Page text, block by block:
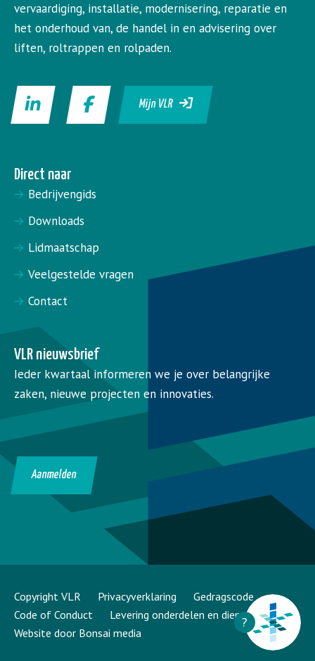
vervaardiging, installatie, modernisering, reparatie en
het onderhoud van, de handel in en advisering over
liften, roltrappen en rolpaden.
Mijn VLR
Direct naar
Bedrijvengids
Downloads
Lidmaatschap
Veelgestelde vragen
Contact
VLR nieuwsbrief
Ieder kwartaal informeren we je over belangrijke
zaken, nieuwe projecten en innovaties.
Aanmelden
Copyright VLR Privacyverklaring
Gedragscode
Code of Conduct
Levering onderdelen en diensten
Website door Bonsai media
?